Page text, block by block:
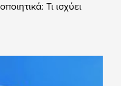
Τι ισχύει